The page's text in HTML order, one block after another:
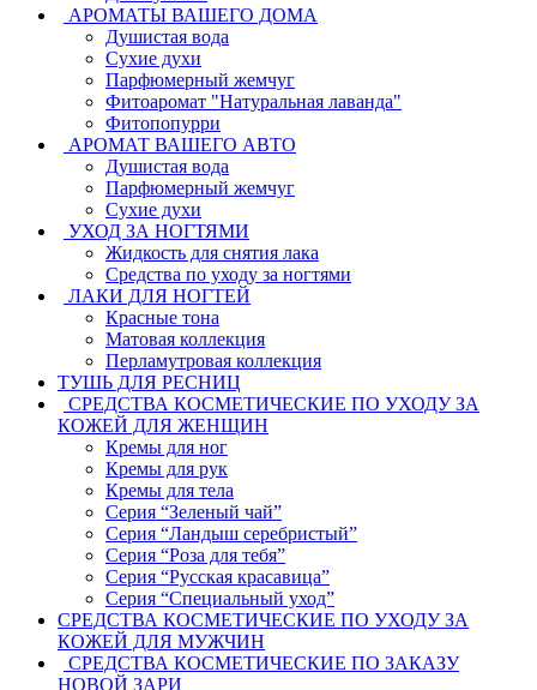
АРОМАТЫ ВАШЕГО ДОМА
Душистая вода
Сухие духи
Парфюмерный жемчуг
Фитоаромат "Натуральная лаванда"
Фитопопурри
АРОМАТ ВАШЕГО АВТО
Душистая вода
Парфюмерный жемчуг
Сухие духи
УХОД ЗА НОГТЯМИ
Жидкость для снятия лака
Средства по уходу за ногтями
ЛАКИ ДЛЯ НОГТЕЙ
Красные тона
Матовая коллекция
Перламутровая коллекция
ТУШЬ ДЛЯ РЕСНИЦ
СРЕДСТВА КОСМЕТИЧЕСКИЕ ПО УХОДУ ЗА
КОЖЕЙ ДЛЯ ЖЕНЩИН
Кремы для ног
Кремы для рук
Кремы для тела
Серия “Зеленый чай”
Серия “Ландыш серебристый”
Серия “Роза для тебя”
Серия “Русская красавица”
Серия “Специальный уход”
СРЕДСТВА КОСМЕТИЧЕСКИЕ ПО УХОДУ ЗА
КОЖЕЙ ДЛЯ МУЖЧИН
СРЕДСТВА КОСМЕТИЧЕСКИЕ ПО ЗАКАЗУ
НОВОЙ ЗАРИ